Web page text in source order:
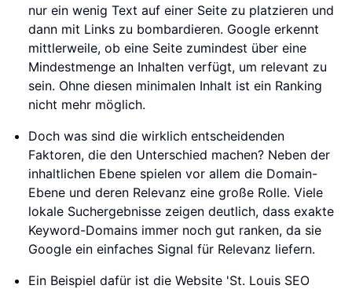
nur ein wenig Text auf einer Seite zu platzieren und
dann mit Links zu bombardieren. Google erkennt
mittlerweile, ob eine Seite zumindest über eine
Mindestmenge an Inhalten verfügt, um relevant zu
sein. Ohne diesen minimalen Inhalt ist ein Ranking
nicht mehr möglich.
Doch was sind die wirklich entscheidenden
Faktoren, die den Unterschied machen? Neben der
inhaltlichen Ebene spielen vor allem die Domain-
Ebene und deren Relevanz eine große Rolle. Viele
lokale Suchergebnisse zeigen deutlich, dass exakte
Keyword-Domains immer noch gut ranken, da sie
Google ein einfaches Signal für Relevanz liefern.
Ein Beispiel dafür ist die Website 'St. Louis SEO